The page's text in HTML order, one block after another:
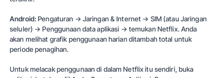
Android: Pengaturan → Jaringan & Internet → SIM (atau Jaringan
seluler) → Penggunaan data aplikasi → temukan Netflix. Anda
akan melihat grafik penggunaan harian ditambah total untuk
periode penagihan.
Untuk melacak penggunaan di dalam Netflix itu sendiri, buka